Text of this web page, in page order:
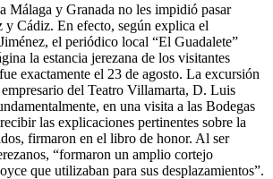
Málaga y Granada no les impidió pasar
y Cádiz. En efecto, según explica el
el periódico local “El Guadalete”
la estancia jerezana de los visitantes
exactamente el 23 de agosto. La excursión
del Teatro Villamarta, D. Luis
en una visita a las Bodegas
las explicaciones pertinentes sobre la
firmaron en el libro de honor. Al ser
“formaron un amplio cortejo
que utilizaban para sus desplazamientos”.